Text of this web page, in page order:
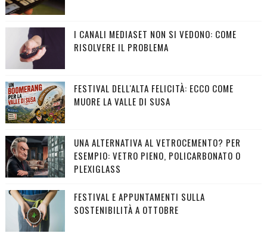
I CANALI MEDIASET NON SI VEDONO: COME
RISOLVERE IL PROBLEMA
FESTIVAL DELL'ALTA FELICITÀ: ECCO COME
MUORE LA VALLE DI SUSA
UNA ALTERNATIVA AL VETROCEMENTO? PER
ESEMPIO: VETRO PIENO, POLICARBONATO O
PLEXIGLASS
FESTIVAL E APPUNTAMENTI SULLA
SOSTENIBILITÀ A OTTOBRE